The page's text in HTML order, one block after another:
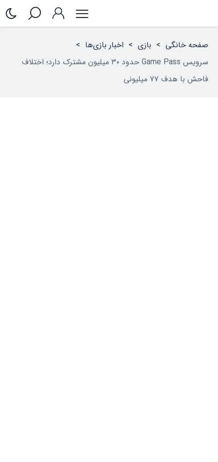
صفحه خانگی > بازی > اخبار بازی‌ها >
سرویس Game Pass حدود ۳۰ میلیون مشترک دارد؛ اختلاف
فاحش با هدف ۷۷ میلیونی